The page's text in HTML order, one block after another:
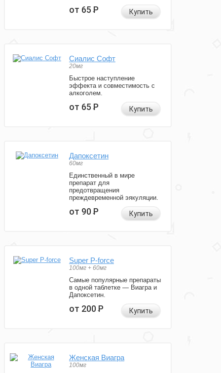
от 65Р Купить
Сиалис Софт
20мг
Быстрое наступление
эффекта и совместимость с
алкоголем.
от 65Р Купить
Дапоксетин
60мг
Единственный в мире
препарат для
предотвращения
преждевременной эякуляции.
от 90Р Купить
Super P-force
100мг + 60мг
Самые популярные препараты
в одной таблетке — Виагра и
Дапоксетин.
от 200Р Купить
Женская Виагра
100мг